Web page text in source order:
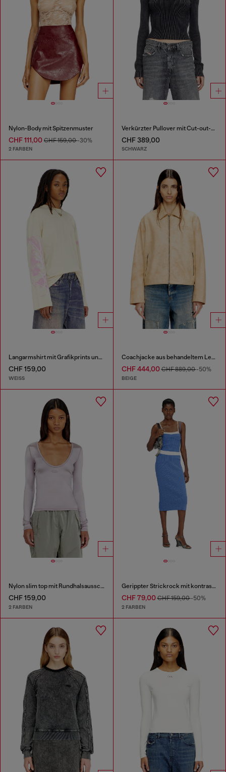
Nylon-Body mit Spitzenmuster
CHF 111,00 CHF 159,00-30%
2 FARBEN
Verkürzter Pullover mit Cut-out-Logo
CHF 389,00
SCHWARZ
Langarmshirt mit Grafikprints und Kristallen
CHF 159,00
WEISS
Coachjacke aus behandeltem Leder
CHF 444,00CHF 889,00-50%
BEIGE
Nylon slim top mit Rundhalsausschnitt und Logo Oval D Stickerei
CHF 159,00
2 FARBEN
Gerippter Strickrock mit kontrastierendem Bund
CHF 79,00CHF 159,00-50%
2 FARBEN